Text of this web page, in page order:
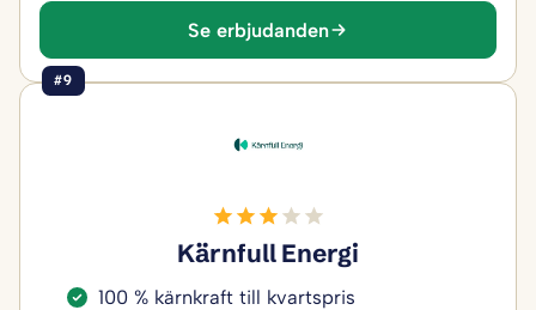
Se erbjudanden
#9
Kärnfull Energi
100 % kärnkraft till kvartspris